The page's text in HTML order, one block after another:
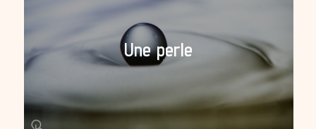
Une perle